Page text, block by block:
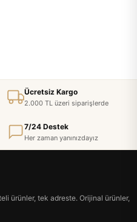
Ücretsiz Kargo
2.000 TL üzeri siparişlerde
7/24 Destek
Her zaman yanınızdayız
ürünler, tek adreste. Orijinal ürünler,